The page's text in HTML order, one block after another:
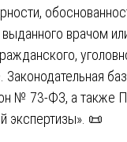
врачом
№ 73-ФЗ, а также
экспертизы». 📜